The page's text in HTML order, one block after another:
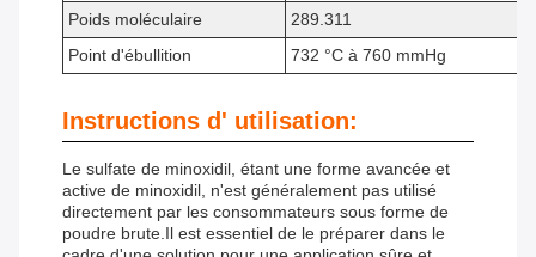
Poids moléculaire
289.311
Point d'ébullition
732 °C à 760 mmHg
Instructions d' utilisation:
Le sulfate de minoxidil, étant une forme avancée et
active de minoxidil, n'est généralement pas utilisé
directement par les consommateurs sous forme de
poudre brute.Il est essentiel de le préparer dans le